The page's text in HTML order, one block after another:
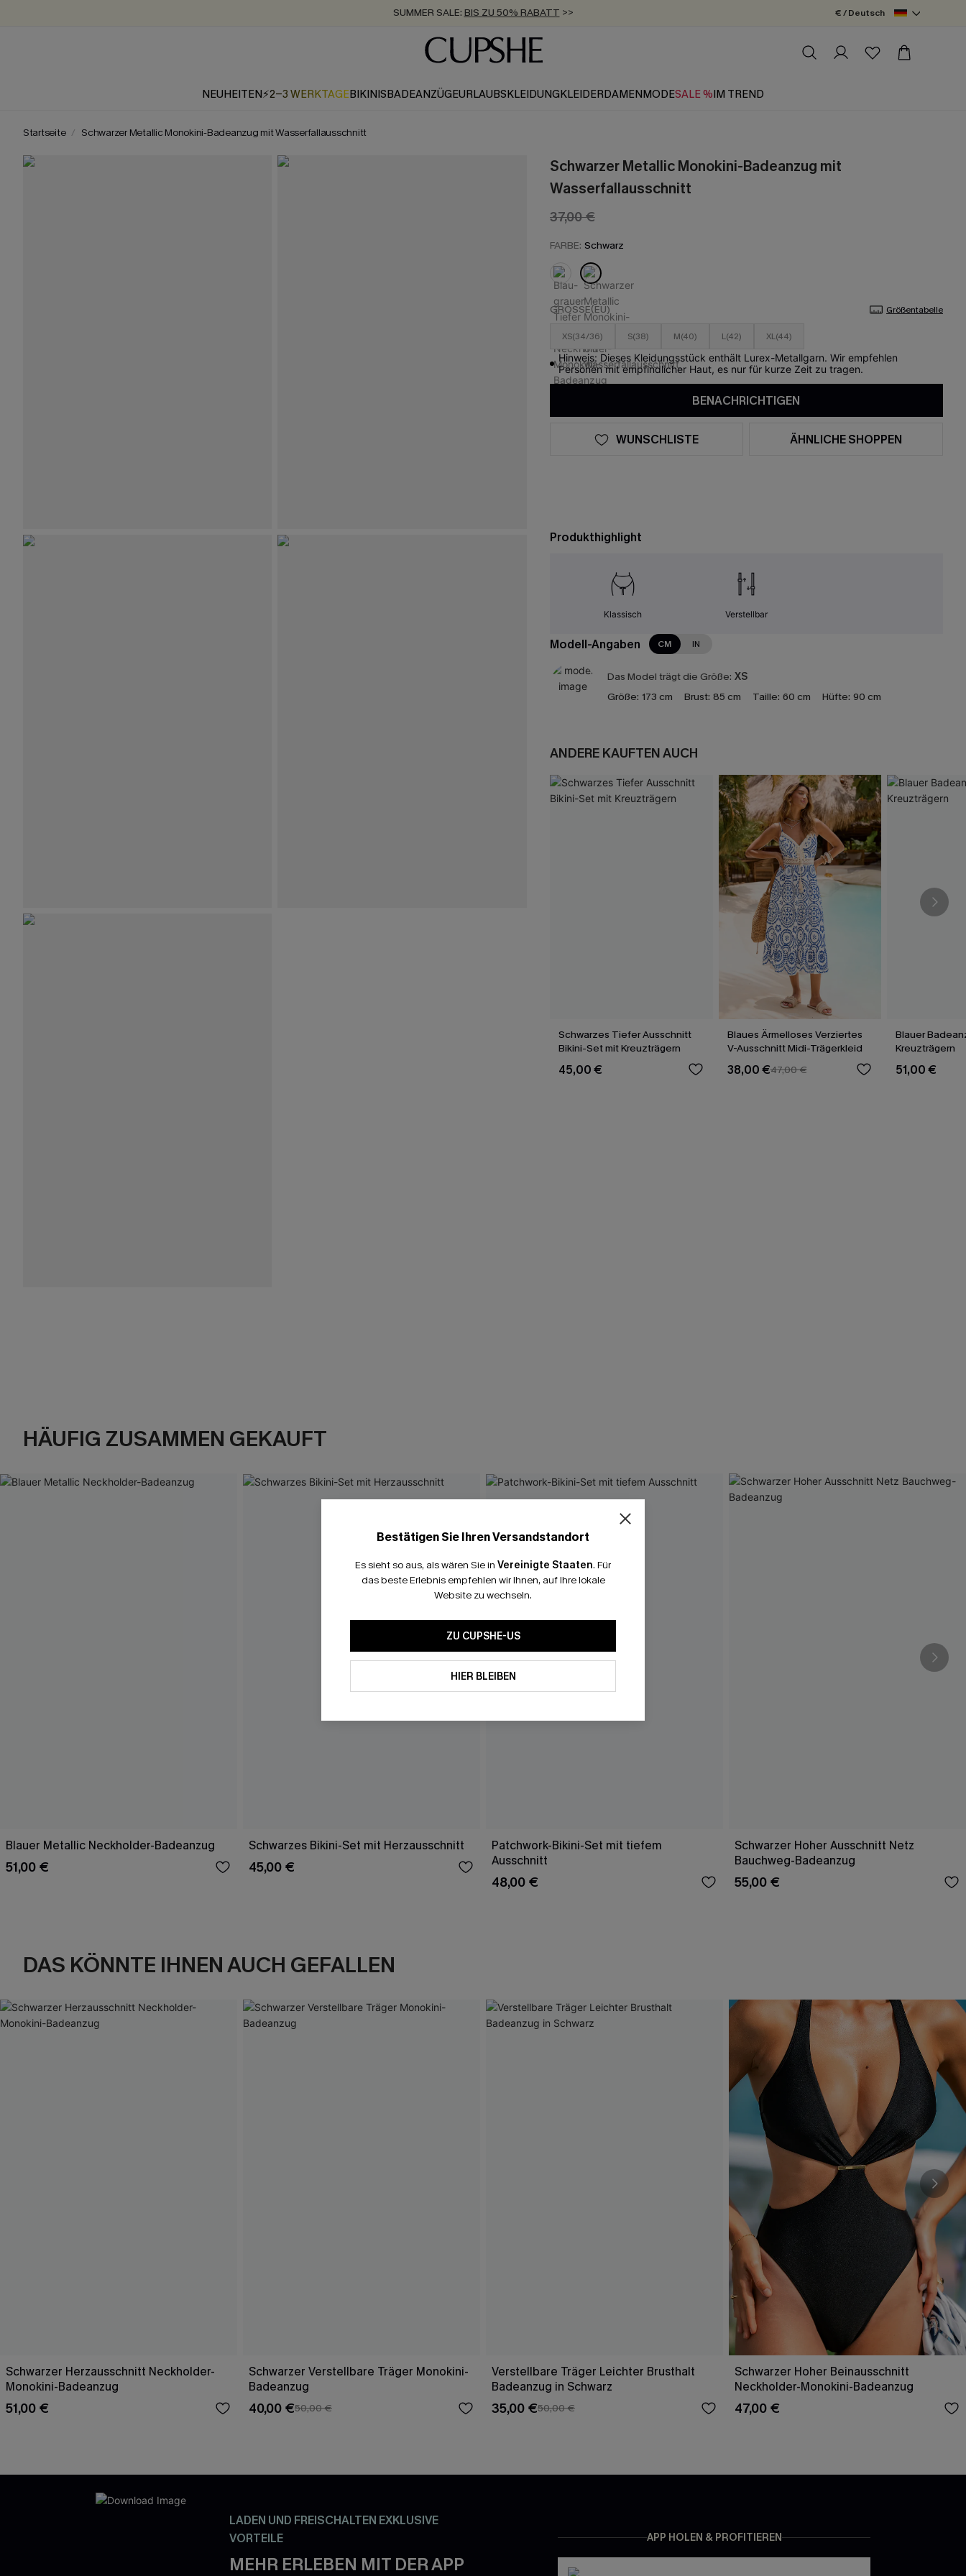
SUMMER SALE: BIS ZU 50% RABATT >>
ZUM NEWSLETTER:BIS ZU -20% EXTRA ERHALTEN
KOSTENLOSER VERSAND AB 89 €
€ / Deutsch
NEUHEITEN⚡2-3 WERKTAGEBIKINISBADEANZÜGEURLAUBSKLEIDUNGKLEIDERDAMENMODESALE %IM TREND
Startseite Schwarzer Metallic Monokini-Badeanzug mit Wasserfallausschnitt
Schwarzer Metallic Monokini-Badeanzug mit
Wasserfallausschnitt
37,00 €
FARBE: Schwarz
GRÖSSE(EU) Größentabelle
XS(34/36) S(38) M(40) L(42) XL(44)
Hinweis: Dieses Kleidungsstück enthält Lurex-Metallgarn. Wir empfehlen
Personen mit empfindlicher Haut, es nur für kurze Zeit zu tragen.
BENACHRICHTIGEN
WUNSCHLISTE ÄHNLICHE SHOPPEN
Produkthighlight
Klassisch Verstellbar
Modell-Angaben CM IN
Das Model trägt die Größe: XS
Größe: 173 cm Brust: 85 cm Taille: 60 cm Hüfte: 90 cm
ANDERE KAUFTEN AUCH
Schwarzes Tiefer Ausschnitt
Bikini-Set mit Kreuzträgern
45,00 €
Blaues Ärmelloses Verziertes
V-Ausschnitt Midi-Trägerkleid
38,00 €47,00 €
Blauer
Kreuzträgern
51,00 €
HÄUFIG ZUSAMMEN GEKAUFT
Blauer Metallic Neckholder-Badeanzug
51,00 €
Schwarzes Bikini-Set mit Herzausschnitt
45,00 €
Patchwork-Bikini-Set mit tiefem
Ausschnitt
48,00 €
Schwarzer Hoher Ausschnitt Netz
Bauchweg-Badeanzug
55,00 €
DAS KÖNNTE IHNEN AUCH GEFALLEN
Schwarzer Herzausschnitt Neckholder-
Monokini-Badeanzug
51,00 €
Schwarzer Verstellbare Träger Monokini-
Badeanzug
40,00 €50,00 €
Verstellbare Träger Leichter Brusthalt
Badeanzug in Schwarz
35,00 €50,00 €
Schwarzer Hoher Beinausschnitt
Neckholder-Monokini-Badeanzug
47,00 €
LADEN UND FREISCHALTEN EXKLUSIVE
VORTEILE
MEHR ERLEBEN MIT DER APP
APP HOLEN & PROFITIEREN
Bestätigen Sie Ihren Versandstandort
Es sieht so aus, als wären Sie in Vereinigte Staaten. Für
das beste Erlebnis empfehlen wir Ihnen, auf Ihre lokale
Website zu wechseln.
ZU CUPSHE-US
HIER BLEIBEN